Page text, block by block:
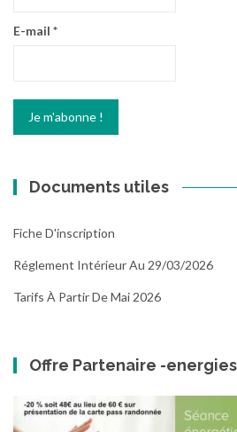
E-mail *
Documents utiles
Fiche D'inscription
Réglement Intérieur Au 29/03/2026
Tarifs À Partir De Mai 2026
Offre Partenaire -